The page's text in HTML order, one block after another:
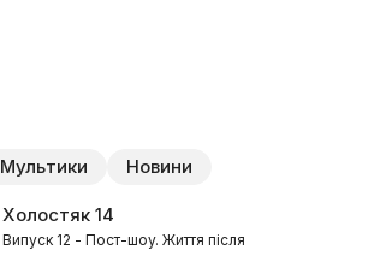
Мультики Новини
Холостяк14
Випуск 12 - Пост-шоу. Життя після